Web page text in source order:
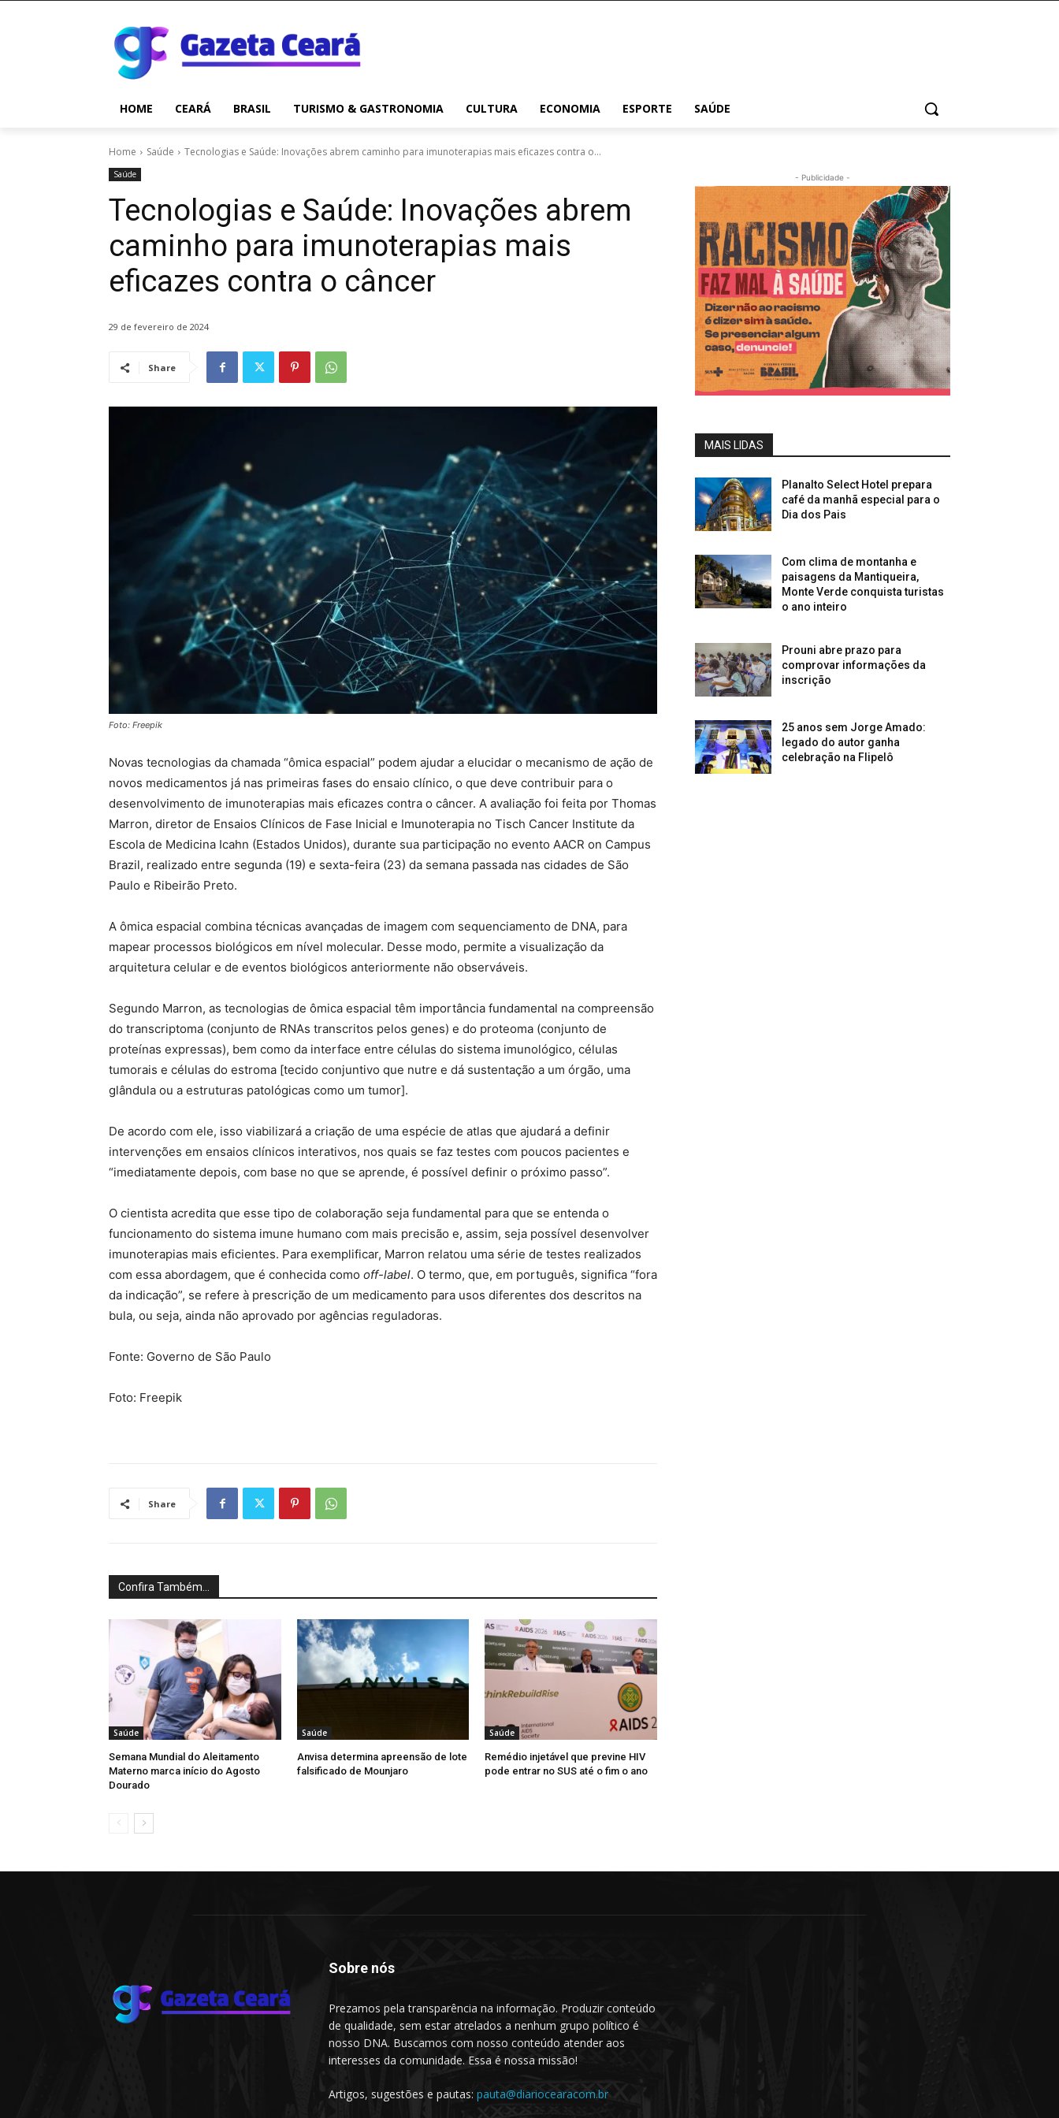
HOME CEARÁ BRASIL TURISMO & GASTRONOMIA CULTURA ECONOMIA ESPORTE SAÚDE
Home Saúde Tecnologias e Saúde: Inovações abrem caminho para imunoterapias mais eficazes contra o...
Saúde
Tecnologias e Saúde: Inovações abrem
caminho para imunoterapias mais
eficazes contra o câncer
29 de fevereiro de 2024
Share
Foto: Freepik
Novas tecnologias da chamada “ômica espacial” podem ajudar a elucidar o mecanismo de ação de
novos medicamentos já nas primeiras fases do ensaio clínico, o que deve contribuir para o
desenvolvimento de imunoterapias mais eficazes contra o câncer. A avaliação foi feita por Thomas
Marron, diretor de Ensaios Clínicos de Fase Inicial e Imunoterapia no Tisch Cancer Institute da
Escola de Medicina Icahn (Estados Unidos), durante sua participação no evento AACR on Campus
Brazil, realizado entre segunda (19) e sexta-feira (23) da semana passada nas cidades de São
Paulo e Ribeirão Preto.
A ômica espacial combina técnicas avançadas de imagem com sequenciamento de DNA, para
mapear processos biológicos em nível molecular. Desse modo, permite a visualização da
arquitetura celular e de eventos biológicos anteriormente não observáveis.
Segundo Marron, as tecnologias de ômica espacial têm importância fundamental na compreensão
do transcriptoma (conjunto de RNAs transcritos pelos genes) e do proteoma (conjunto de
proteínas expressas), bem como da interface entre células do sistema imunológico, células
tumorais e células do estroma [tecido conjuntivo que nutre e dá sustentação a um órgão, uma
glândula ou a estruturas patológicas como um tumor].
De acordo com ele, isso viabilizará a criação de uma espécie de atlas que ajudará a definir
intervenções em ensaios clínicos interativos, nos quais se faz testes com poucos pacientes e
“imediatamente depois, com base no que se aprende, é possível definir o próximo passo”.
O cientista acredita que esse tipo de colaboração seja fundamental para que se entenda o
funcionamento do sistema imune humano com mais precisão e, assim, seja possível desenvolver
imunoterapias mais eficientes. Para exemplificar, Marron relatou uma série de testes realizados
com essa abordagem, que é conhecida como off-label. O termo, que, em português, significa “fora
da indicação”, se refere à prescrição de um medicamento para usos diferentes dos descritos na
bula, ou seja, ainda não aprovado por agências reguladoras.
Fonte: Governo de São Paulo
Foto: Freepik
Share
Confira Também...
Saúde
Semana Mundial do Aleitamento
Materno marca início do Agosto
Dourado
Saúde
Anvisa determina apreensão de lote
falsificado de Mounjaro
Saúde
Remédio injetável que previne HIV
pode entrar no SUS até o fim o ano
- Publicidade -
MAIS LIDAS
Planalto Select Hotel prepara
café da manhã especial para o
Dia dos Pais
Com clima de montanha e
paisagens da Mantiqueira,
Monte Verde conquista turistas
o ano inteiro
Prouni abre prazo para
comprovar informações da
inscrição
25 anos sem Jorge Amado:
legado do autor ganha
celebração na Flipelô
Sobre nós
Prezamos pela transparência na informação. Produzir conteúdo
de qualidade, sem estar atrelados a nenhum grupo político é
nosso DNA. Buscamos com nosso conteúdo atender aos
interesses da comunidade. Essa é nossa missão!
Artigos, sugestões e pautas: pauta@diariocearacom.br